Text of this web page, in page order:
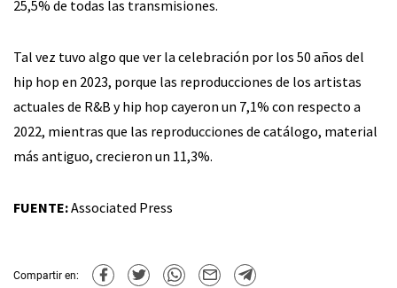
25,5% de todas las transmisiones.
Tal vez tuvo algo que ver la celebración por los 50 años del
hip hop en 2023, porque las reproducciones de los artistas
actuales de R&B y hip hop cayeron un 7,1% con respecto a
2022, mientras que las reproducciones de catálogo, material
más antiguo, crecieron un 11,3%.
FUENTE:Associated Press
Compartir en: